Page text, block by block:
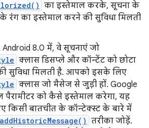
का इस्तेमाल करके, सूचना के
रंग का इस्तेमाल करने की सुविधा मिलती
8.0 में, वे सूचनाएं जो
क्लास डिसप्ले और कॉन्टेंट को छोटा
सुविधा मिलती है. आपको इसके लिए
क्लास जो मैसेज से जुड़ी हों. Google
को कैसे इस्तेमाल करेगा, यह
किसी बातचीत के कॉन्टेक्स्ट के बारे में
addHistoricMessage() तरीका जोड़ें.